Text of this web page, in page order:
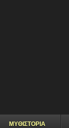
ΜΥΘΙΣΤΟΡΙΑ